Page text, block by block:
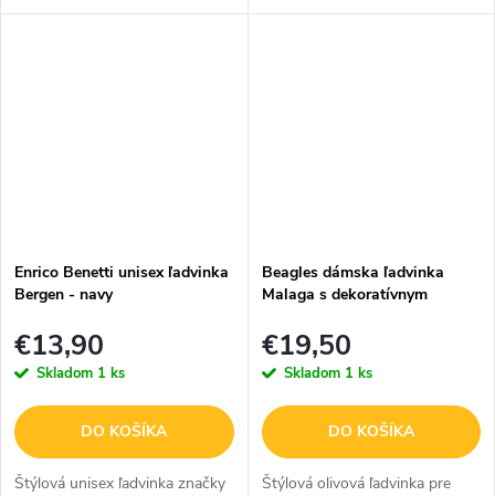
modernom taupe prevedení je
svetlomodrom prevedení je
Enrico Benetti unisex ľadvinka
Bergen - navy
€13,90
Skladom 1 ks
DO KOŠÍKA
Štýlová unisex ľadvinka značky
Beagles dámska ľadvinka
Malaga s dekoratívnym
€19,50
Skladom 1 ks
DO KOŠÍKA
Štýlová olivová ľadvinka pre